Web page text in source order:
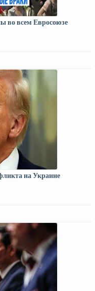
во всем Евросоюзе
на Украине